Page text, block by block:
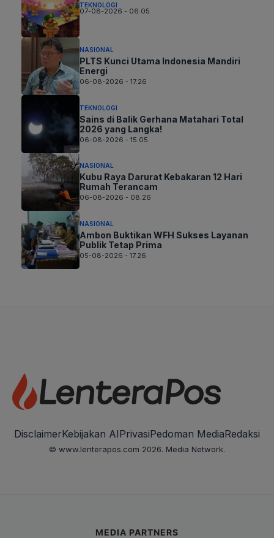
TEKNOLOGI
07-08-2026 - 06.05
NASIONAL
PLTS Kunci Utama Indonesia Mandiri
Energi
06-08-2026 - 17.26
TEKNOLOGI
Sains di Balik Gerhana Matahari Total
2026 yang Langka!
06-08-2026 - 15.05
NASIONAL
Kubu Raya Darurat Kebakaran 12 Hari
Rumah Terancam
06-08-2026 - 08.26
NASIONAL
Ambon Buktikan WFH Sukses Layanan
Publik Tetap Prima
05-08-2026 - 17.26
DisclaimerKebijakan AIPrivasiPedoman MediaRedaksi
© www.lenterapos.com 2026. Media Network.
MEDIA PARTNERS